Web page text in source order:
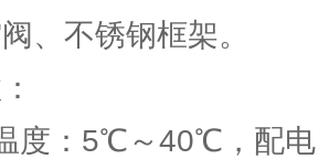
、不锈钢框架。
度：5℃～40℃，配电